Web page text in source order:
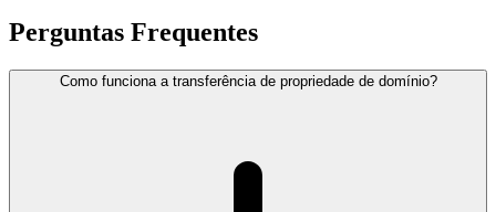
Perguntas Frequentes
Como funciona a transferência de propriedade de domínio?